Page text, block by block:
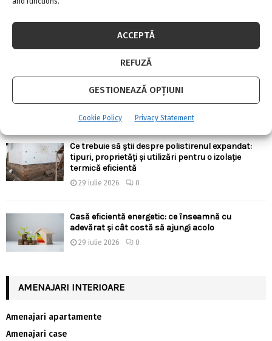
ACCEPTĂ
REFUZĂ
GESTIONEAZĂ OPȚIUNI
Cookie Policy Privacy Statement
Ergonomia în bucătărie: cum alegi înălțimile,
adâncimile și distanțele corecte pentru confort
Ce trebuie să știi despre polistirenul expandat:
tipuri, proprietăți și utilizări pentru o izolație
termică eficientă
29 iulie 2026 0
Casă eficientă energetic: ce înseamnă cu
adevărat și cât costă să ajungi acolo
29 iulie 2026 0
AMENAJARI INTERIOARE
Amenajari apartamente
Amenajari case